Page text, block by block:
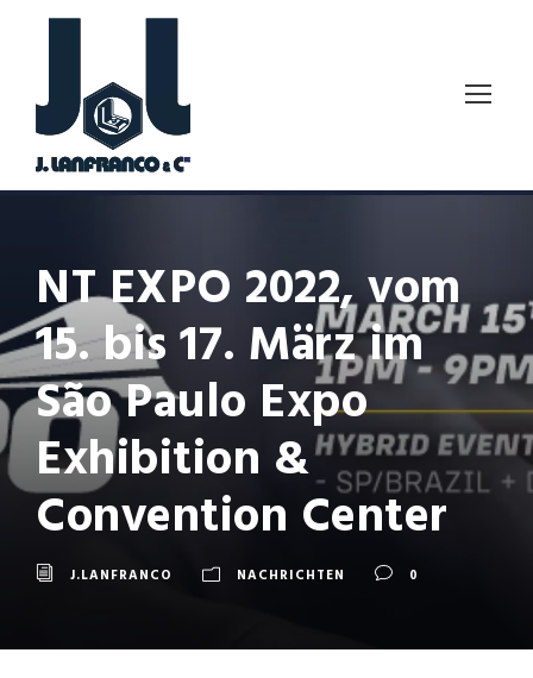
NT EXPO 2022, vom
15. bis 17. März im
São Paulo Expo
Exhibition &
Convention Center
J.LANFRANCO NACHRICHTEN 0